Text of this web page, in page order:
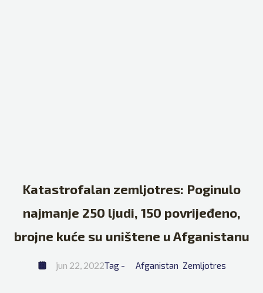
Katastrofalan zemljotres: Poginulo
najmanje 250 ljudi, 150 povrijeđeno,
brojne kuće su uništene u Afganistanu
jun 22, 2022Tag - Afganistan Zemljotres